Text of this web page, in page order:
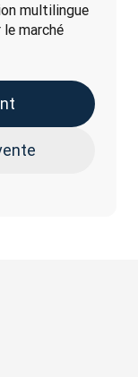
multilingue
le marché